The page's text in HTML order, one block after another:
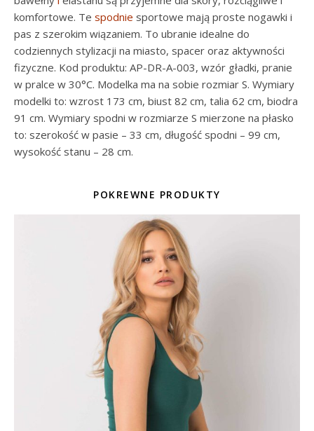
komfortowe. Te spodnie sportowe mają proste nogawki i
pas z szerokim wiązaniem. To ubranie idealne do
codziennych stylizacji na miasto, spacer oraz aktywności
fizyczne. Kod produktu: AP-DR-A-003, wzór gładki, pranie
w pralce w 30°C. Modelka ma na sobie rozmiar S. Wymiary
modelki to: wzrost 173 cm, biust 82 cm, talia 62 cm, biodra
91 cm. Wymiary spodni w rozmiarze S mierzone na płasko
to: szerokość w pasie – 33 cm, długość spodni – 99 cm,
wysokość stanu – 28 cm.
POKREWNE PRODUKTY